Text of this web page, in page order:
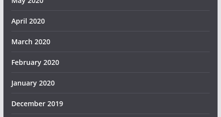
April 2020
March 2020
February 2020
January 2020
December 2019